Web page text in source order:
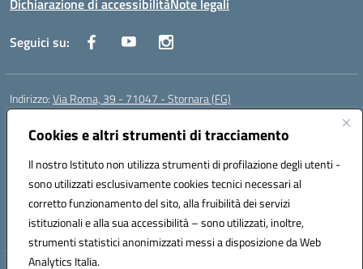
Cookies e altri strumenti di tracciamento
Il nostro Istituto non utilizza strumenti di profilazione degli utenti -
sono utilizzati esclusivamente cookies tecnici necessari al
corretto funzionamento del sito, alla fruibilità dei servizi
istituzionali e alla sua accessibilità – sono utilizzati, inoltre,
strumenti statistici anonimizzati messi a disposizione da Web
Analytics Italia.
Dichiarazione di accessibilitàNote legali
Seguici su:
Indirizzo:Via Roma, 39 - 71047 - Stornara (FG)
Centralino:
Posta elettronica certificata (PEC):FGIC83700P@pec.istruzione.it
Codice fiscale: 90015650717
Codice meccanografico:FGIC83700P
Codice Indice delle Pubbliche Amministrazioni (IPA): istsc_fgic83700p
Codice unico di fatturazione (CUF): UFUOPR